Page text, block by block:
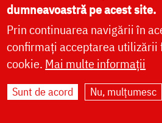
LIVE
Site dezvoltat de
dumneavoastră pe acest site.
Prin continuarea navigării în
confirmați acceptarea utilizării
cookie. Mai multe informații
Sunt de acord Nu, mulțumesc